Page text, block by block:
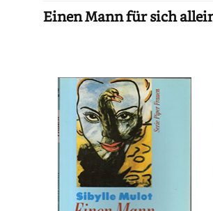
Einen Mann für sich